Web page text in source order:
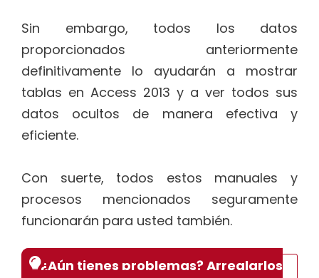
Sin embargo, todos los datos
proporcionados anteriormente
definitivamente lo ayudarán a mostrar
tablas en Access 2013 y a ver todos sus
datos ocultos de manera efectiva y
eficiente.
Con suerte, todos estos manuales y
procesos mencionados seguramente
funcionarán para usted también.
¿Aún tienes problemas? Arreglarlos